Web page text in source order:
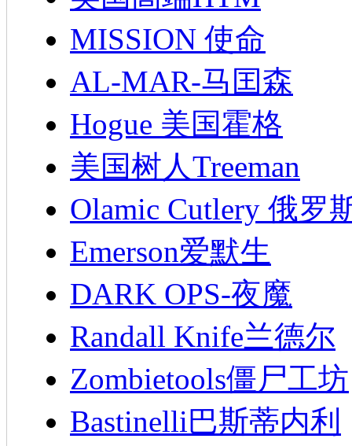
MISSION 使命
AL-MAR-马囯森
Hogue 美国霍格
美国树人Treeman
Olamic Cutlery 俄罗
Emerson爱默生
DARK OPS-夜魔
Randall Knife兰德尔
Zombietools僵尸工坊
Bastinelli巴斯蒂内利